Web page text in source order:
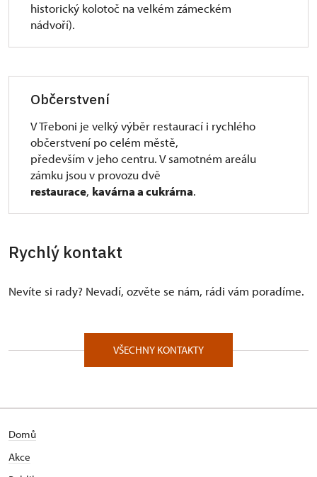
historický kolotoč na velkém zámeckém
nádvoří).
Občerstvení
V Třeboni je velký výběr restaurací i rychlého
občerstvení po celém městě,
především v jeho centru. V samotném areálu
zámku jsou v provozu dvě
restaurace, kavárna a cukrárna.
Rychlý kontakt
Nevíte si rady? Nevadí, ozvěte se nám, rádi vám poradíme.
VŠECHNY KONTAKTY
Domů
Akce